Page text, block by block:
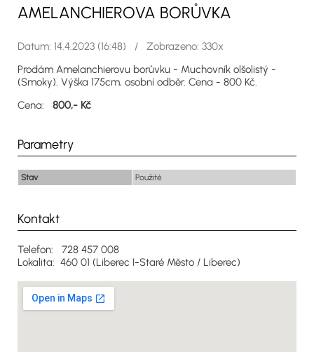
AMELANCHIEROVA BORŮVKA
Datum: 14.4.2023 (16:48) / Zobrazeno: 330x
Prodám Amelanchierovu borůvku - Muchovník olšolistý -
(Smoky). Výška 175cm, osobní odběr. Cena - 800 Kč.
Cena: 800,- Kč
Parametry
Stav Použité
Kontakt
Telefon: 728 457 008
Lokalita: 460 01 (Liberec I-Staré Město / Liberec)